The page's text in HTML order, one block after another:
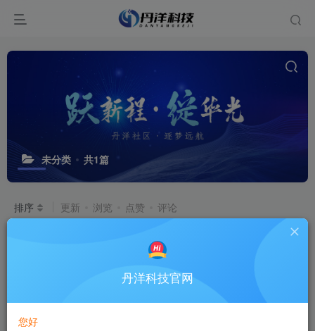
未分类 共1篇
排序 更新 浏览 点赞 评论
域名出租
[高端域名出租｜抢占互联网
流量高地，低成本铸就品牌势能]
# 域名出租 # 域名
丹洋科技官网
您好